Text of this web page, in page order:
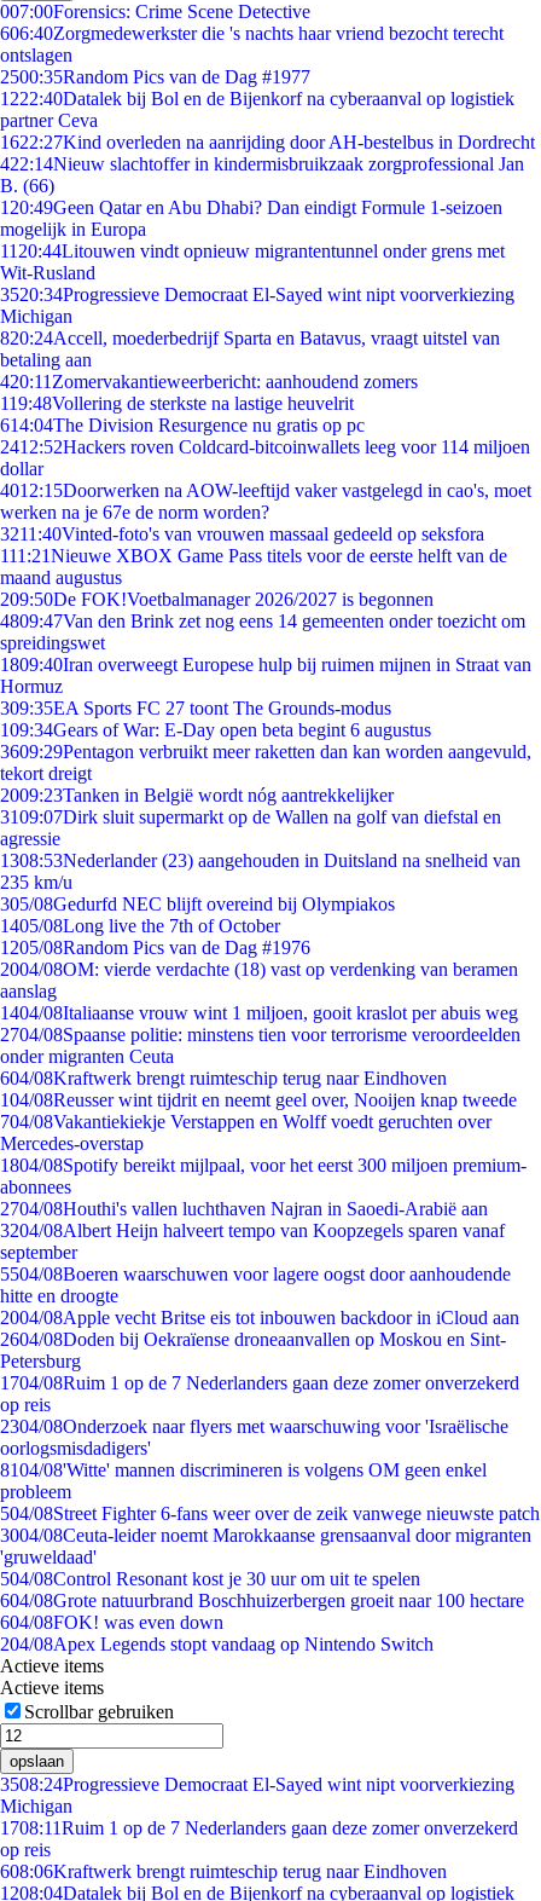
007:00Forensics: Crime Scene Detective
606:40Zorgmedewerkster die 's nachts haar vriend bezocht terecht
ontslagen
2500:35Random Pics van de Dag #1977
1222:40Datalek bij Bol en de Bijenkorf na cyberaanval op logistiek
partner Ceva
1622:27Kind overleden na aanrijding door AH-bestelbus in Dordrecht
422:14Nieuw slachtoffer in kindermisbruikzaak zorgprofessional Jan
B. (66)
1 20:49Geen Qatar en Abu Dhabi? Dan eindigt Formule 1-seizoen
mogelijk in Europa
11 20:44Litouwen vindt opnieuw migrantentunnel onder grens met
Wit-Rusland
3520:34Progressieve Democraat El-Sayed wint nipt voorverkiezing
Michigan
820:24Accell, moederbedrijf Sparta en Batavus, vraagt uitstel van
betaling aan
420:11 Zomervakantieweerbericht: aanhoudend zomers
119:48Vollering de sterkste na lastige heuvelrit
614:04The Division Resurgence nu gratis op pc
2412:52Hackers roven Coldcard-bitcoinwallets leeg voor 114 miljoen
dollar
4012:15Doorwerken na AOW-leeftijd vaker vastgelegd in cao's, moet
werken na je 67e de norm worden?
3211:40Vinted-foto's van vrouwen massaal gedeeld op seksfora
111:21Nieuwe XBOX Game Pass titels voor de eerste helft van de
maand augustus
209:50De FOK!Voetbalmanager 2026/2027 is begonnen
4809:47Van den Brink zet nog eens 14 gemeenten onder toezicht om
spreidingswet
1809:40Iran overweegt Europese hulp bij ruimen mijnen in Straat van
Hormuz
309:35EA Sports FC 27 toont The Grounds-modus
109:34Gears of War: E-Day open beta begint 6 augustus
3609:29Pentagon verbruikt meer raketten dan kan worden aangevuld,
tekort dreigt
2009:23Tanken in België wordt nóg aantrekkelijker
3109:07Dirk sluit supermarkt op de Wallen na golf van diefstal en
agressie
1308:53Nederlander (23) aangehouden in Duitsland na snelheid van
235 km/u
305/08Gedurfd NEC blijft overeind bij Olympiakos
1405/08Long live the 7th of October
1205/08Random Pics van de Dag #1976
2004/08OM: vierde verdachte (18) vast op verdenking van beramen
aanslag
1404/08Italiaanse vrouw wint 1 miljoen, gooit kraslot per abuis weg
2704/08Spaanse politie: minstens tien voor terrorisme veroordeelden
onder migranten Ceuta
604/08Kraftwerk brengt ruimteschip terug naar Eindhoven
104/08Reusser wint tijdrit en neemt geel over, Nooijen knap tweede
704/08Vakantiekiekje Verstappen en Wolff voedt geruchten over
Mercedes-overstap
1804/08Spotify bereikt mijlpaal, voor het eerst 300 miljoen premium-
abonnees
2704/08Houthi's vallen luchthaven Najran in Saoedi-Arabië aan
3204/08Albert Heijn halveert tempo van Koopzegels sparen vanaf
september
5504/08Boeren waarschuwen voor lagere oogst door aanhoudende
hitte en droogte
2004/08Apple vecht Britse eis tot inbouwen backdoor in iCloud aan
2604/08Doden bij Oekraïense droneaanvallen op Moskou en Sint-
Petersburg
1704/08Ruim 1 op de 7 Nederlanders gaan deze zomer onverzekerd
op reis
2304/08Onderzoek naar flyers met waarschuwing voor 'Israëlische
oorlogsmisdadigers'
8104/08'Witte' mannen discrimineren is volgens OM geen enkel
probleem
504/08Street Fighter 6-fans weer over de zeik vanwege nieuwste patch
3004/08Ceuta-leider noemt Marokkaanse grensaanval door migranten
'gruweldaad'
504/08Control Resonant kost je 30 uur om uit te spelen
604/08Grote natuurbrand Boschhuizerbergen groeit naar 100 hectare
604/08FOK! was even down
204/08Apex Legends stopt vandaag op Nintendo Switch
Actieve items
Actieve items
Scrollbar gebruiken
opslaan
3508:24Progressieve Democraat El-Sayed wint nipt voorverkiezing
Michigan
1708:11Ruim 1 op de 7 Nederlanders gaan deze zomer onverzekerd
op reis
608:06Kraftwerk brengt ruimteschip terug naar Eindhoven
1208:04Datalek bij Bol en de Bijenkorf na cyberaanval op logistiek